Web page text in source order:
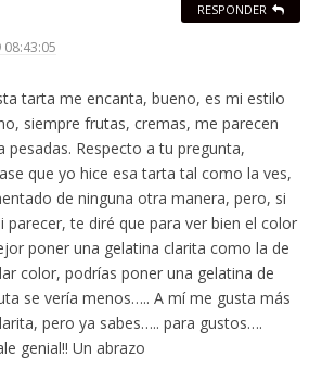
08:43:05
tarta me encanta, bueno, es mi estilo
siempre frutas, cremas, me parecen
pesadas. Respecto a tu pregunta,
que yo hice esa tarta tal como la ves,
de ninguna otra manera, pero, si
parecer, te diré que para ver bien el color
poner una gelatina clarita como la de
color, podrías poner una gelatina de
se vería menos….. A mí me gusta más
pero ya sabes….. para gustos….
genial!! Un abrazo
RESPONDER